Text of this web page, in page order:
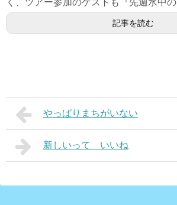
く、ツアー参加のゲストも『先週水中の
記事を読む
やっぱりまちがいない
新しいって いいね